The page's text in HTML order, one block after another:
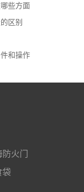
些方面
区别
和操作
火门
袋